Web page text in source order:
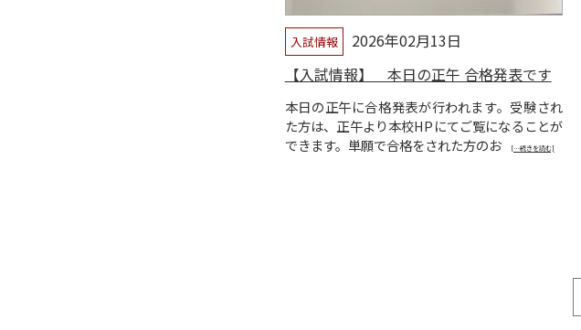
入試情報
2026年02月13日
【入試情報】 本日の正午 合格発表です
本日の正午に合格発表が行われます。受験され
た方は、正午より本校HPにてご覧になることが
できます。単願で合格をされた方のお
[…続きを読む]